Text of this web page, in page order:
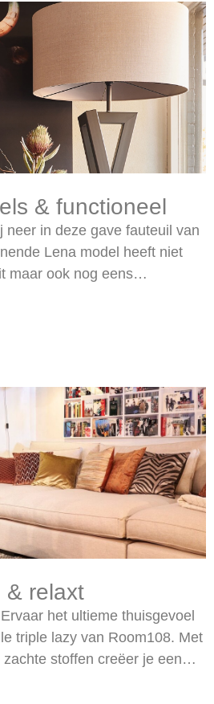
& functioneel
neer in deze gave fauteuil van
Lena model heeft niet
maar ook nog eens…
& relaxt
het ultieme thuisgevoel
triple lazy van Room108. Met
zachte stoffen creëer je een…